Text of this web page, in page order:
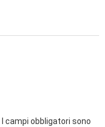
I campi obbligatori sono